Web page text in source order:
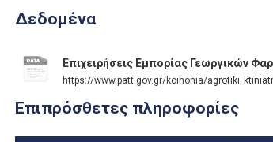
Δεδομένα
Επιχειρήσεις Εμπορίας Γεωργικών
https://www.patt.gov.gr/koinonia/
Επιπρόσθετες πληροφορίες